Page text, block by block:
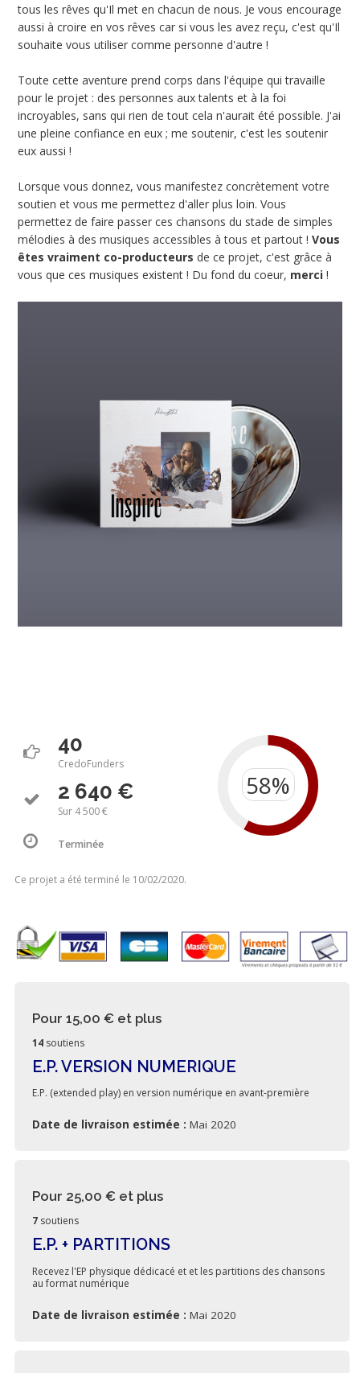
tous les rêves qu'Il met en chacun de nous. Je vous encourage
aussi à croire en vos rêves car si vous les avez reçu, c'est qu'Il
souhaite vous utiliser comme personne d'autre !
Toute cette aventure prend corps dans l'équipe qui travaille
pour le projet : des personnes aux talents et à la foi
incroyables, sans qui rien de tout cela n'aurait été possible. J'ai
une pleine confiance en eux ; me soutenir, c'est les soutenir
eux aussi !
Lorsque vous donnez, vous manifestez concrètement votre
soutien et vous me permettez d'aller plus loin. Vous
permettez de faire passer ces chansons du stade de simples
mélodies à des musiques accessibles à tous et partout ! Vous
êtes vraiment co-producteurs de ce projet, c'est grâce à
vous que ces musiques existent ! Du fond du coeur, merci !
40
CredoFunders
2 640 €
Sur 4 500 €
Terminée
Ce projet a été terminé le 10/02/2020.
Pour 15,00 € et plus
14 soutiens
E.P. VERSION NUMERIQUE
E.P. (extended play) en version numérique en avant-première
Date de livraison estimée : Mai 2020
Pour 25,00 € et plus
7 soutiens
E.P. + PARTITIONS
Recevez l'EP physique dédicacé et et les partitions des chansons
au format numérique
Date de livraison estimée : Mai 2020